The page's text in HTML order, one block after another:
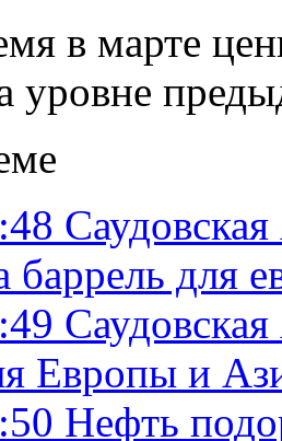
в марте
уровне
баррель для
Европы и
Нефть